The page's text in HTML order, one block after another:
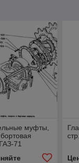
муфты,
71